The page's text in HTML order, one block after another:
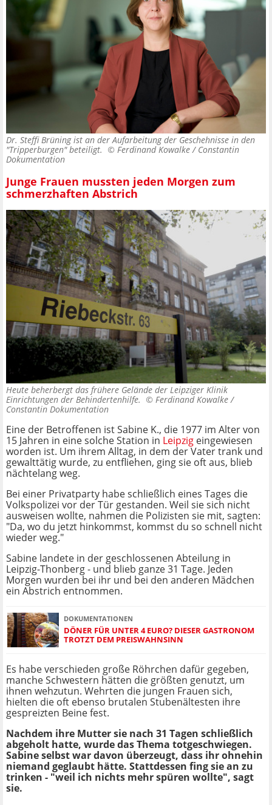
Dr. Steffi Brüning ist an der Aufarbeitung der Geschehnisse in den
"Tripperburgen" beteiligt. © Ferdinand Kowalke / Constantin
Dokumentation
Junge Frauen mussten jeden Morgen zum
schmerzhaften Abstrich
Heute beherbergt das frühere Gelände der Leipziger Klinik
Einrichtungen der Behindertenhilfe. © Ferdinand Kowalke /
Constantin Dokumentation
Eine der Betroffenen ist Sabine K., die 1977 im Alter von
15 Jahren in eine solche Station in Leipzig eingewiesen
worden ist. Um ihrem Alltag, in dem der Vater trank und
gewalttätig wurde, zu entfliehen, ging sie oft aus, blieb
nächtelang weg.
Bei einer Privatparty habe schließlich eines Tages die
Volkspolizei vor der Tür gestanden. Weil sie sich nicht
ausweisen wollte, nahmen die Polizisten sie mit, sagten:
"Da, wo du jetzt hinkommst, kommst du so schnell nicht
wieder weg."
Sabine landete in der geschlossenen Abteilung in
Leipzig-Thonberg - und blieb ganze 31 Tage. Jeden
Morgen wurden bei ihr und bei den anderen Mädchen
ein Abstrich entnommen.
DOKUMENTATIONEN
DÖNER FÜR UNTER 4 EURO? DIESER GASTRONOM
TROTZT DEM PREISWAHNSINN
Es habe verschieden große Röhrchen dafür gegeben,
manche Schwestern hätten die größten genutzt, um
ihnen wehzutun. Wehrten die jungen Frauen sich,
hielten die oft ebenso brutalen Stubenältesten ihre
gespreizten Beine fest.
Nachdem ihre Mutter sie nach 31 Tagen schließlich
abgeholt hatte, wurde das Thema totgeschwiegen.
Sabine selbst war davon überzeugt, dass ihr ohnehin
niemand geglaubt hätte. Stattdessen fing sie an zu
trinken - "weil ich nichts mehr spüren wollte", sagt
sie.